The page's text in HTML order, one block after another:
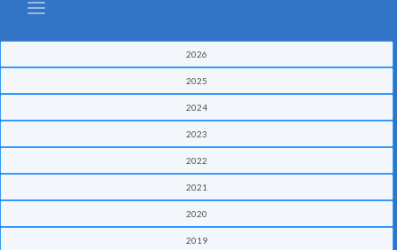
2026
2025
2024
2023
2022
2021
2020
2019